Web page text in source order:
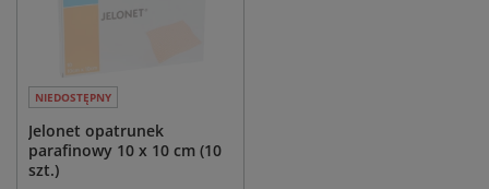
NIEDOSTĘPNY
Jelonet opatrunek
parafinowy 10 x 10 cm (10
szt.)